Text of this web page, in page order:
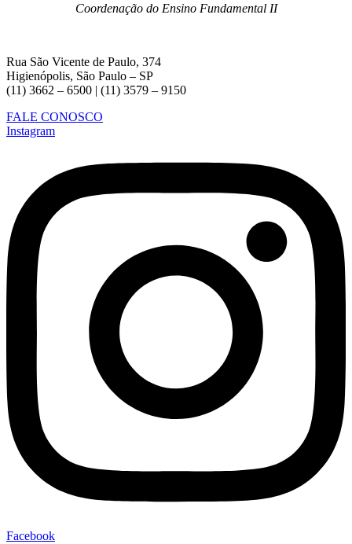
Coordenação do Ensino Fundamental II
Rua São Vicente de Paulo, 374
Higienópolis, São Paulo – SP
(11) 3662 – 6500 | (11) 3579 – 9150
FALE CONOSCO
Instagram
Facebook